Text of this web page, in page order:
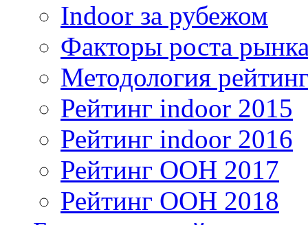
Indoor за рубежом
Факторы роста
Методология
Рейтинг indoor 2015
Рейтинг indoor 2016
Рейтинг OOH 2017
Рейтинг OOH 2018